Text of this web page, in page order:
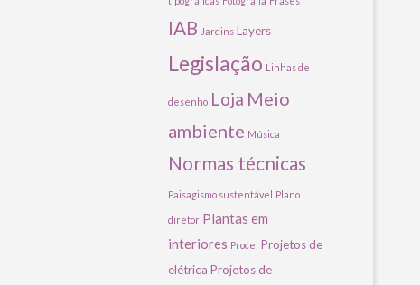
IAB Jardins Layers
Legislação Linhas de
desenho Loja Meio
ambiente Música
Normas técnicas
Paisagismo sustentável Plano
diretor Plantas em
interiores Procel Projetos de
elétrica Projetos de